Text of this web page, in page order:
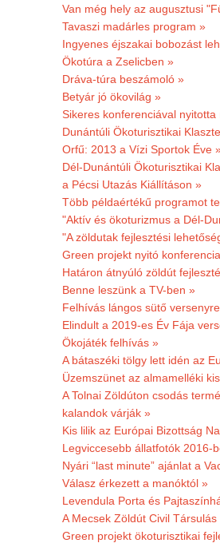
Van még hely az augusztusi
Tavaszi madárles program »
Ingyenes éjszakai bobozást
Ökotúra a Zselicben »
Dráva-túra beszámoló »
Betyár jó ökovilág »
Sikeres konferenciával
Dunántúli Ökoturisztikai
Orfű: 2013 a Vízi Sportok Éve
Dél-Dunántúli Ökoturisztikai
a Pécsi Utazás Kiállításon »
Több példaértékű programot
"Aktív és ökoturizmus a Dél-
"A zöldutak fejlesztési
Green projekt nyitó
Határon átnyúló zöldút
Benne leszünk a TV-ben »
Felhívás lángos sütő
Elindult a 2019-es Év Fája
Ökojáték felhívás »
A bátaszéki tölgy lett idén az
Üzemszünet az almamelléki
A Tolnai Zöldúton csodás
kalandok várják »
Kis lilik az Európai Bizottság
Legviccesebb állatfotók 2016-
Nyári “last minute” ajánlat a
Válasz érkezett a manóktól »
Levendula Porta és
A Mecsek Zöldút Civil
Green projekt ökoturisztikai